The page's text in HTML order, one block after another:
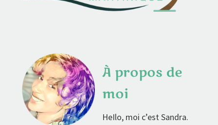
À propos de
moi
HeIlo, moi c’est Sandra.